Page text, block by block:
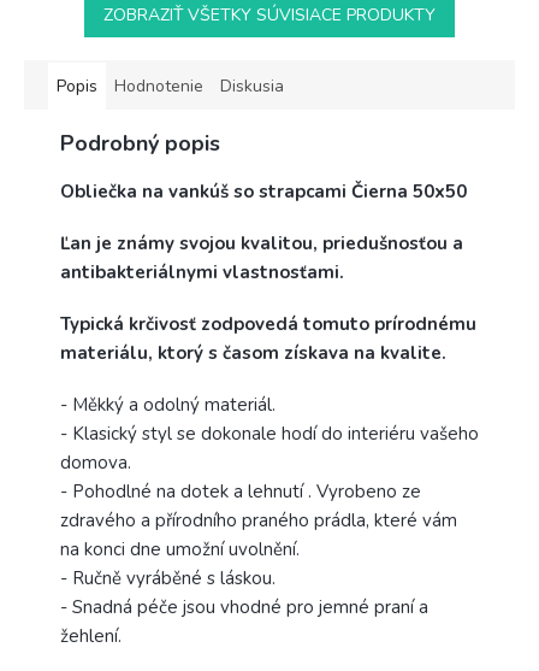
ZOBRAZIŤ VŠETKY SÚVISIACE PRODUKTY
Popis Hodnotenie Diskusia
Podrobný popis
Obliečka na vankúš so strapcami Čierna 50x50
Ľan je známy svojou kvalitou, priedušnosťou a
antibakteriálnymi vlastnosťami.
Typická krčivosť zodpovedá tomuto prírodnému
materiálu, ktorý s časom získava na kvalite.
- Měkký a odolný materiál.
- Klasický styl se dokonale hodí do interiéru vašeho
domova.
- Pohodlné na dotek a lehnutí . Vyrobeno ze
zdravého a přírodního praného prádla, které vám
na konci dne umožní uvolnění.
- Ručně vyráběné s láskou.
- Snadná péče jsou vhodné pro jemné praní a
žehlení.